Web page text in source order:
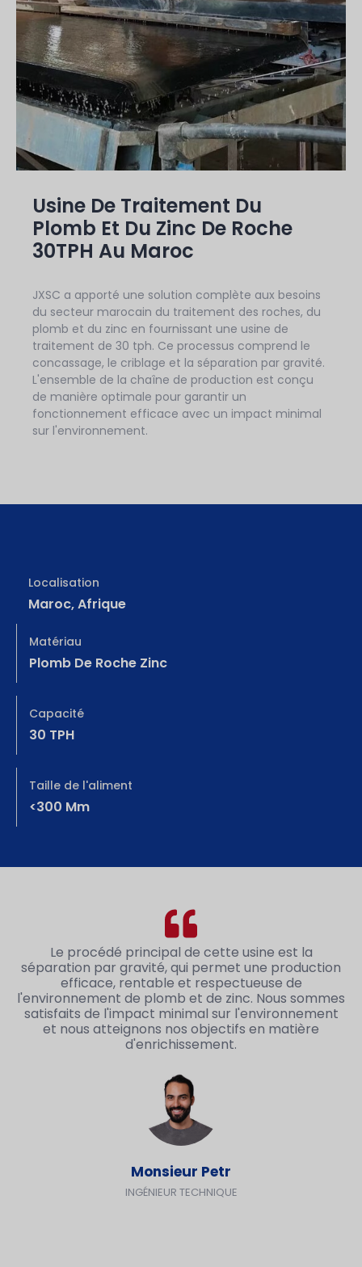
Usine De Traitement Du
Plomb Et Du Zinc De Roche
30TPH Au Maroc
JXSC a apporté une solution complète aux besoins
du secteur marocain du traitement des roches, du
plomb et du zinc en fournissant une usine de
traitement de 30 tph. Ce processus comprend le
concassage, le criblage et la séparation par gravité.
L'ensemble de la chaîne de production est conçu
de manière optimale pour garantir un
fonctionnement efficace avec un impact minimal
sur l'environnement.
Localisation
Maroc, Afrique
Matériau
Plomb De Roche Zinc
Capacité
30 TPH
Taille de l'aliment
<300 Mm
Le procédé principal de cette usine est la
séparation par gravité, qui permet une production
efficace, rentable et respectueuse de
l'environnement de plomb et de zinc. Nous sommes
satisfaits de l'impact minimal sur l'environnement
et nous atteignons nos objectifs en matière
d'enrichissement.
Monsieur Petr
INGÉNIEUR TECHNIQUE